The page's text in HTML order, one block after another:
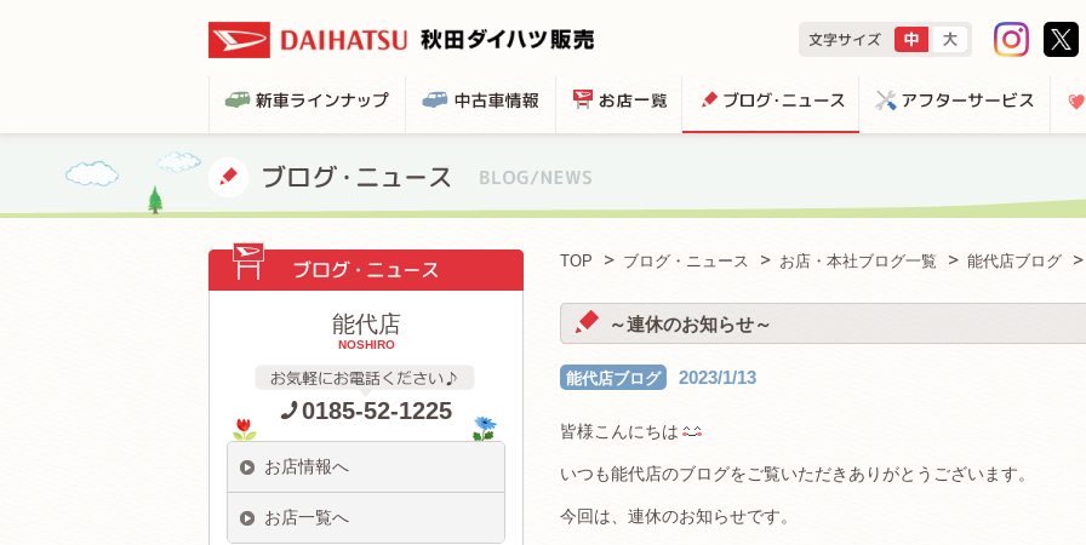
TOP ブログ・ニュース お店・本社ブログ一覧 能代店ブログ
～連休のお知らせ～
能代店ブログ 2023/1/13
皆様こんにちは
いつも能代店のブログをご覧いただきありがとうございます。
今回は、連休のお知らせです。
能代店
NOSHIRO
0185-52-1225
お店情報へ
お店一覧へ